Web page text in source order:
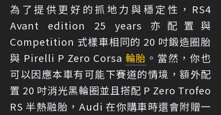
為了提供更好的抓地力與穩定性，RS4
Avant edition 25 years 亦配置與
Competition 式樣車相同的 20 吋鍛造圈胎
與 Pirelli P Zero Corsa 輪胎 。當然，你也
可以因應本車有可能下賽道的情境，額外配
置 20 吋消光黑輪圈並且搭配 P Zero Trofeo
RS 半熱融胎，Audi 在你購車時還會附贈一